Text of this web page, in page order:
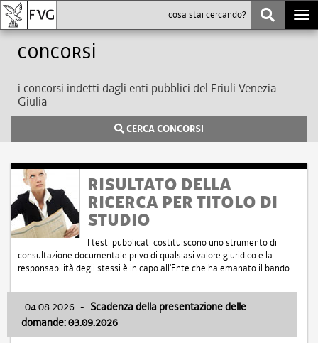
Concorsi
i concorsi indetti dagli enti pubblici del Friuli Venezia
Giulia
CERCA CONCORSI
RISULTATO DELLA
RICERCA PER TITOLO DI
STUDIO
I testi pubblicati costituiscono uno strumento di
consultazione documentale privo di qualsiasi valore giuridico e la
responsabilità degli stessi è in capo all'Ente che ha emanato il bando.
04.08.2026 - Scadenza della presentazione delle
domande: 03.09.2026